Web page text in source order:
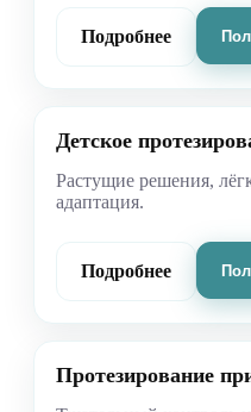
Подробнее
Детское
Растущие решения,
адаптация.
Подробнее
Протезирование